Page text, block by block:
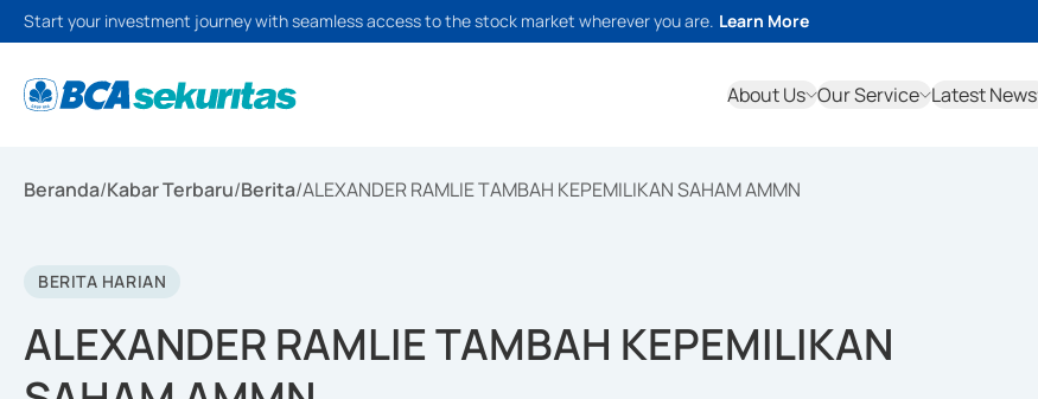
Start your investment journey with seamless access to the stock market wherever you are. Learn More
About Us Our Service Latest News
Beranda/Kabar Terbaru/Berita/ALEXANDER RAMLIE TAMBAH KEPEMILIKAN SAHAM AMMN
BERITA HARIAN
ALEXANDER RAMLIE TAMBAH KEPEMILIKAN